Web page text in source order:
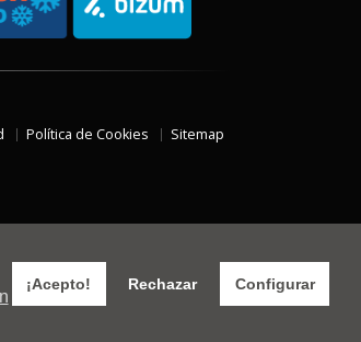
¡Acepto! Rechazar Configurar
Política de Cookies Sitemap